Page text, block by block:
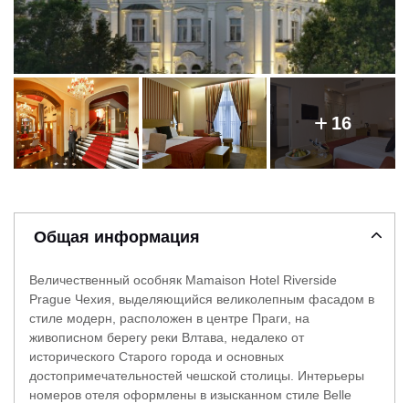
16
Общая информация
Величественный особняк Mamaison Hotel Riverside
Prague Чехия, выделяющийся великолепным фасадом в
стиле модерн, расположен в центре Праги, на
живописном берегу реки Влтава, недалеко от
исторического Старого города и основных
достопримечательностей чешской столицы. Интерьеры
номеров отеля оформлены в изысканном стиле Belle